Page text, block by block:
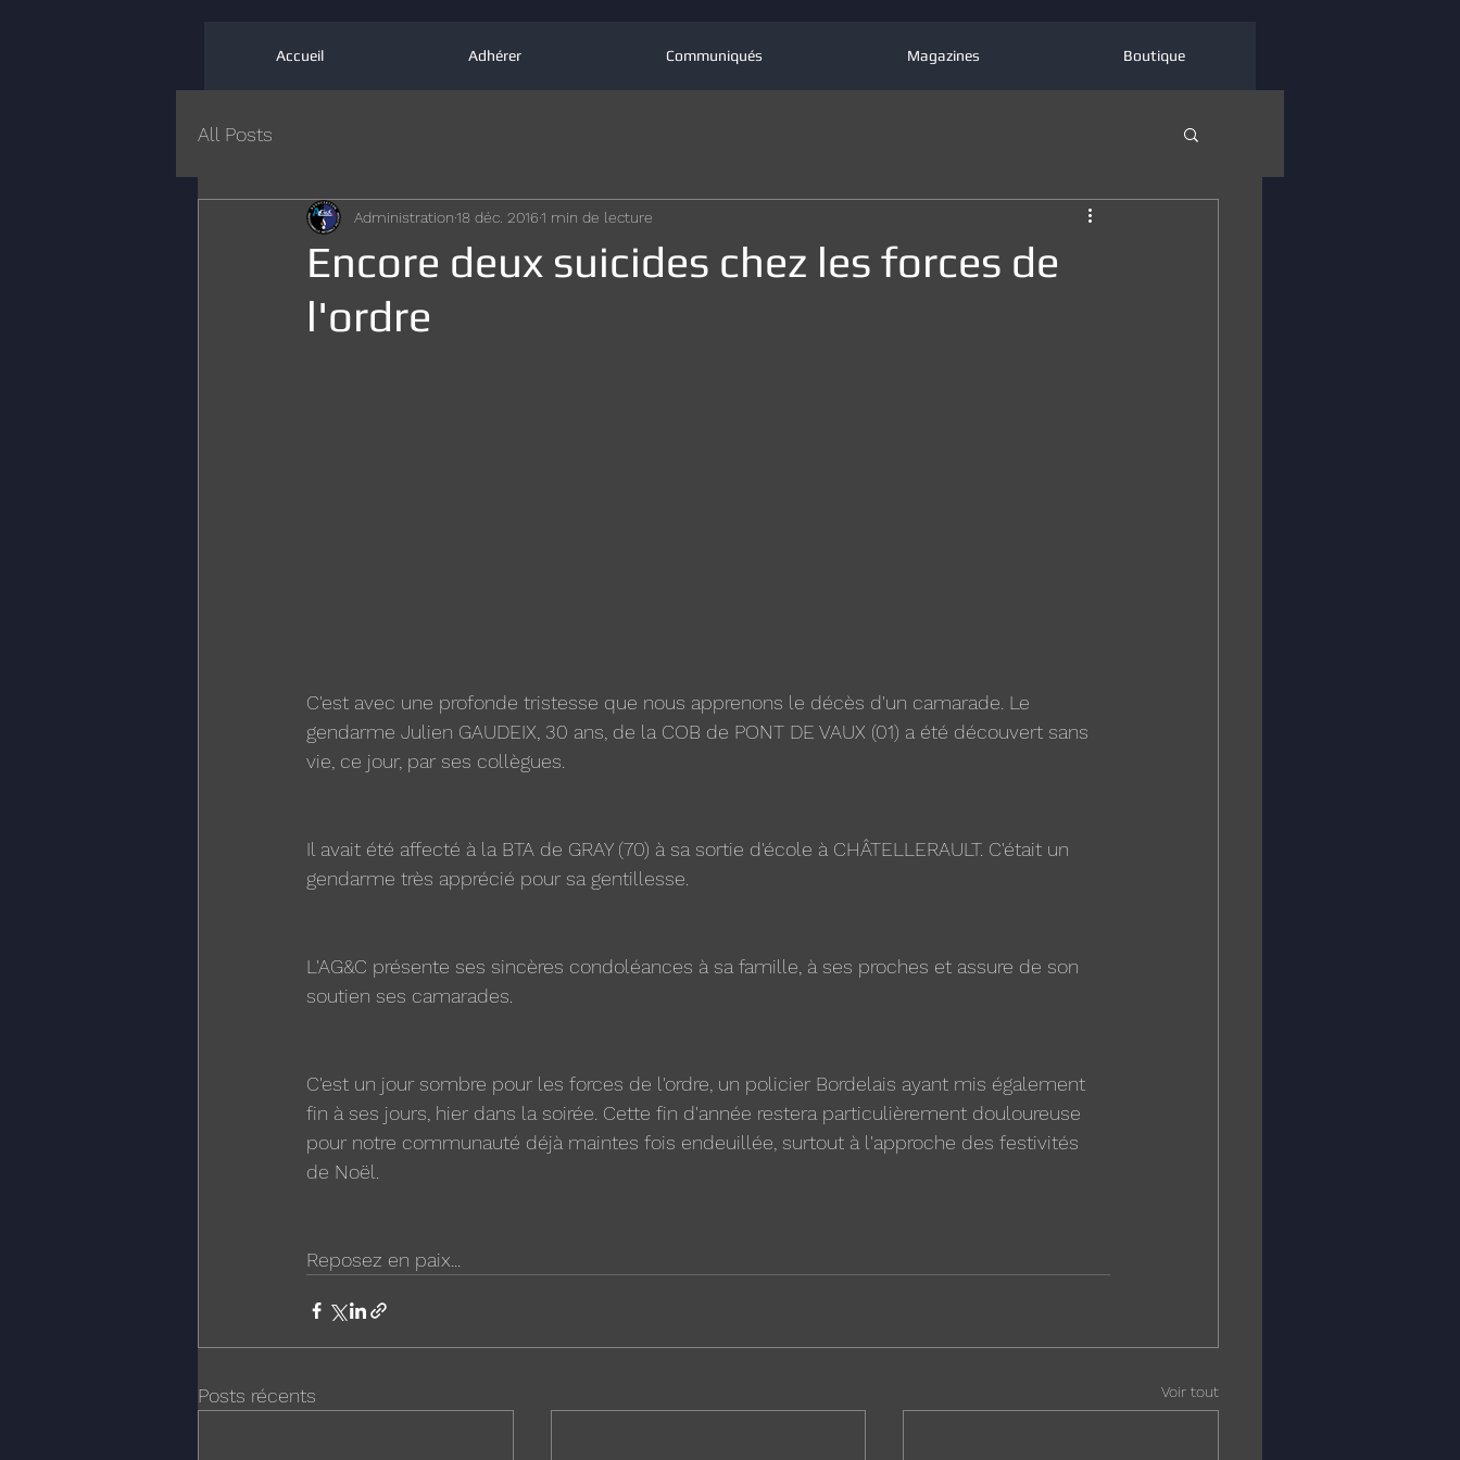
Accueil Adhérer Communiqués Magazines Boutique
All Posts
Encore deux suicides chez les forces de
l'ordre
Administration 18 déc. 2016 1 min de lecture
C'est avec une profonde tristesse que nous apprenons le décès d'un camarade. Le
gendarme Julien GAUDEIX, 30 ans, de la COB de PONT DE VAUX (01) a été découvert sans
vie, ce jour, par ses collègues.
Il avait été affecté à la BTA de GRAY (70) à sa sortie d'école à CHÂTELLERAULT. C'était un
gendarme très apprécié pour sa gentillesse.
L'AG&C présente ses sincères condoléances à sa famille, à ses proches et assure de son
soutien ses camarades.
C'est un jour sombre pour les forces de l'ordre, un policier Bordelais ayant mis également
fin à ses jours, hier dans la soirée. Cette fin d'année restera particulièrement douloureuse
pour notre communauté déjà maintes fois endeuillée, surtout à l'approche des festivités
de Noël.
Reposez en paix...
Posts récents Voir tout